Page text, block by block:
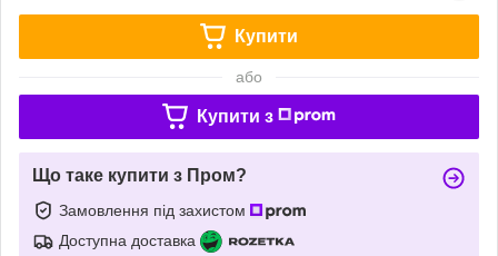
Купити
або
Купити з
Що таке купити з Пром?
Замовлення під захистом
Доступна доставка